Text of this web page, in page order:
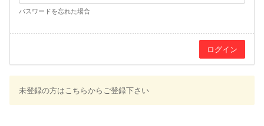
パスワードを忘れた場合
未登録の方はこちらからご登録下さい